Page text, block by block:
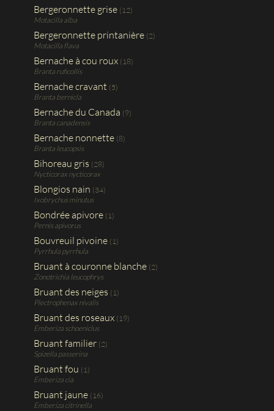
Bergeronnette grise (12)
Motacilla alba
Bergeronnette printanière (2)
Motacilla flava
Bernache à cou roux (18)
Branta ruficollis
Bernache cravant (5)
Branta bernicla
Bernache du Canada (9)
Branta canadensis
Bernache nonnette (8)
Branta leucopsis
Bihoreau gris (28)
Nycticorax nycticorax
Blongios nain (34)
Ixobrychus minutus
Bondrée apivore (1)
Pernis apivorus
Bouvreuil pivoine (1)
Pyrrhula pyrrhula
Bruant à couronne blanche (2)
Zonotrichia leucophrys
Bruant des neiges (1)
Plectrophenax nivalis
Bruant des roseaux (19)
Emberiza schoeniclus
Bruant familier (2)
Spizella passerina
Bruant fou (1)
Emberiza cia
Bruant jaune (16)
Emberiza citrinella